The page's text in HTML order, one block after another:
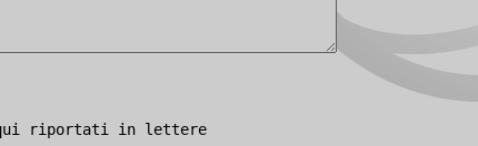
riportati in lettere